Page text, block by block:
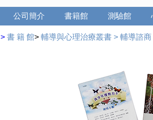
測驗館
書籍館
公司簡介
> 書 籍 館> 輔導與心理治療叢書 > 輔導諮商